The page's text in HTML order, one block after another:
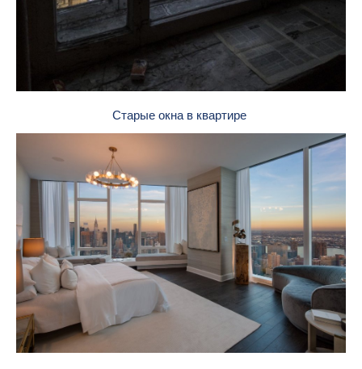
Старые окна в квартире